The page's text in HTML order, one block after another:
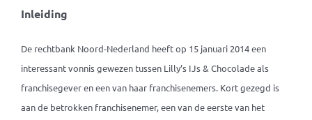
Inleiding
De rechtbank Noord-Nederland heeft op 15 januari 2014 een
interessant vonnis gewezen tussen Lilly’s IJs & Chocolade als
franchisegever en een van haar franchisenemers. Kort gezegd is
aan de betrokken franchisenemer, een van de eerste van het